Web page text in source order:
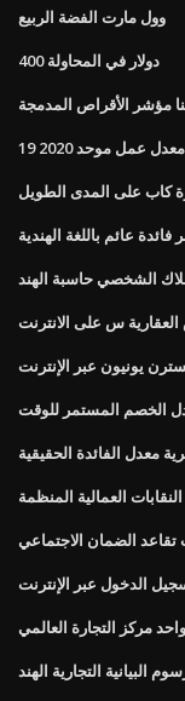
وول مارت الفضة الربيع
400 دولار في المحاولة
مؤشر الأقراص المدمجة
معدل عمل موحد 2020 19
كاب على المدى الطويل
عائم باللغة الهندية
الشخصي حاسبة الهند
س على الانترنت
يونيون عبر الإنترنت
الخصم المستمر للوقت
معدل الفائدة الحقيقية
العمالية المنظمة
تقاعد الضمان الاجتماعي
الدخول عبر الإنترنت
مركز التجارة العالمي
البيانية التجارية الهند